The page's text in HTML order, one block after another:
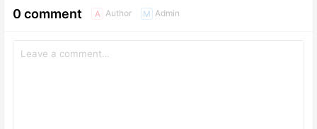
0 comment A Author M Admin